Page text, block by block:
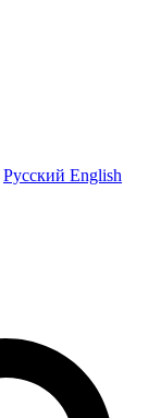
Русский English